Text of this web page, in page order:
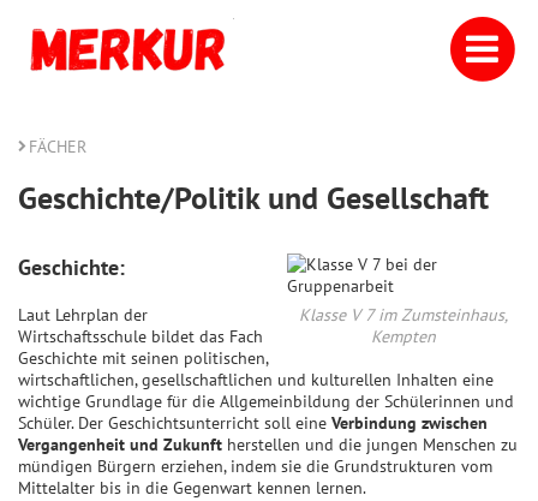
FÄCHER
Geschichte/Politik und Gesellschaft
Klasse V 7 im Zumsteinhaus,
Kempten
Geschichte:
Laut Lehrplan der
Wirtschaftsschule bildet das Fach
Geschichte mit seinen politischen,
wirtschaftlichen, gesellschaftlichen und kulturellen Inhalten eine
wichtige Grundlage für die Allgemeinbildung der Schülerinnen und
Schüler. Der Geschichtsunterricht soll eine Verbindung zwischen
Vergangenheit und Zukunft herstellen und die jungen Menschen zu
mündigen Bürgern erziehen, indem sie die Grundstrukturen vom
Mittelalter bis in die Gegenwart kennen lernen.